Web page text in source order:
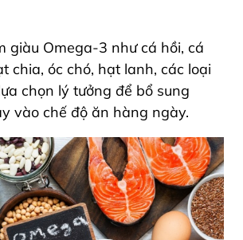
giàu Omega-3 như cá hồi, cá
chia, óc chó, hạt lanh, các loại
chọn lý tưởng để bổ sung
vào chế độ ăn hàng ngày.